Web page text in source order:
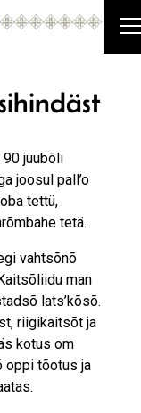
juubõli
joosul pall’o
tettü,
tetä.
vahtsõnõ
man
lats’kõsõ.
riigikaitsõt ja
kotus om
oppi tõotus ja